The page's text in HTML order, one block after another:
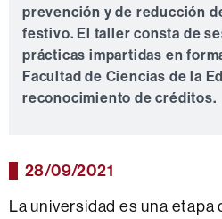
prevención y de reducción
festivo. El taller consta de
prácticas impartidas en
Facultad de Ciencias de la
reconocimiento de créditos.
28/09/2021
La universidad es una